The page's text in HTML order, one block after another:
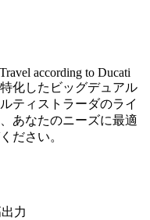
according to Ducati
化したビッグデュアル
ティストラーダのライ
あなたのニーズに最適
ださい。
力